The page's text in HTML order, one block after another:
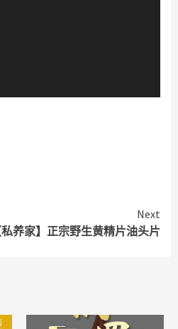
Next
私养家】正宗野生黄精片油头片